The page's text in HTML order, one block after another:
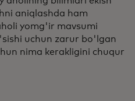
aniqlashda ham
yomg'ir mavsumi
uchun zarur bo'lgan
nima kerakligini chuqur